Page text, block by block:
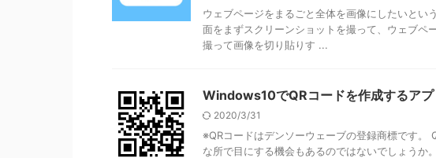
ウェブページをまるごと全体を画像にしたいとい
面をまずスクリーンショットを撮って、ウェブペ
撮って画像を切り貼りす ...
Windows10でQRコードを作成するアプ
2020/3/31
※QRコードはデンソーウェーブの登録商標です。
な所で目にする機会もあるのではないでしょうか